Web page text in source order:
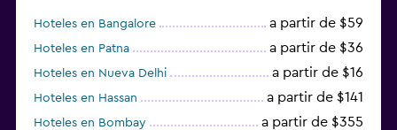
Hoteles en Bangalore a partir de $59
Hoteles en Patna a partir de $36
Hoteles en Nueva Delhi a partir de $16
Hoteles en Hassan a partir de $141
Hoteles en Bombay a partir de $355